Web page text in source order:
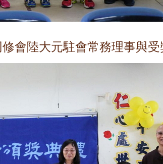
會陸大元駐會常務理事與受